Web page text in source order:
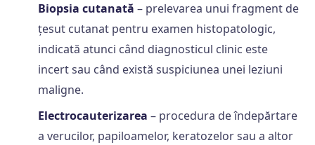
Biopsia cutanată – prelevarea unui fragment de
țesut cutanat pentru examen histopatologic,
indicată atunci când diagnosticul clinic este
incert sau când există suspiciunea unei leziuni
maligne.
Electrocauterizarea – procedura de îndepărtare
a verucilor, papiloamelor, keratozelor sau a altor